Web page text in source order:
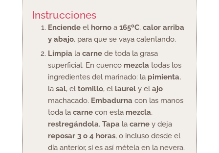
Instrucciones
Enciende el horno a 165ºC, calor arriba
y abajo, para que se vaya calentando.
Limpia la carne de toda la grasa
superficial. En cuenco mezcla todas los
ingredientes del marinado: la pimienta,
la sal, eltomillo, el laurel y elajo
machacado. Embadurna con las manos
toda la carne con esta mezcla,
restregándola. Tapa la carney deja
reposar 3 o 4 horas, o incluso desde el
día anterior, si es así métela en la nevera.